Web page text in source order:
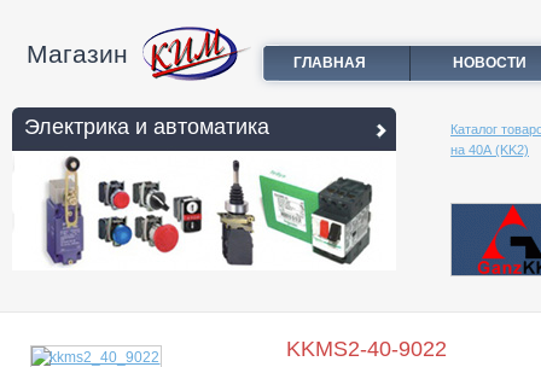
Магазин ГЛАВНАЯ НОВОСТИ
Электрика и автоматика
Каталог
на 40А (KK2)
KKMS2-40-9022